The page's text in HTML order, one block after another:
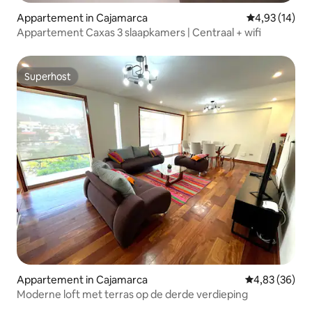
Appartement in Cajamarca Gemiddelde
4,93 (14)
Appartement Caxas 3 slaapkamers | Centraal + wifi
Superhost
Superhost
Appartement in Cajamarca Gemiddelde
4,83 (36)
Moderne loft met terras op de derde verdieping